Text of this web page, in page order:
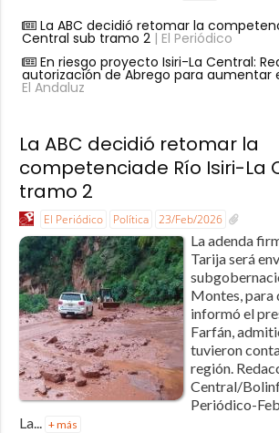
La ABC decidió retomar la
Central sub tramo 2| El Periódico
En riesgo proyecto Isiri-La Central:
autorización de Abrego para aumentar
El Andaluz
La ABC decidió retomar la
competenciade Río Isiri-La
tramo 2
El Periódico Política 23/Feb/2026
La adenda
Tarija será
Montes, para
informó el
Farfán,
tuvieron
región.
Central/
Periódico-
La... + más